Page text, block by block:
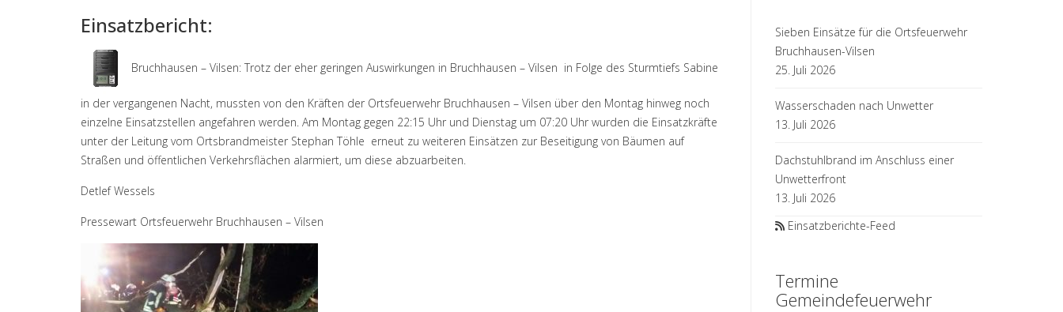
Einsatzbericht:
Bruchhausen – Vilsen: Trotz der eher geringen Auswirkungen in Bruchhausen – Vilsen in Folge des Sturmtiefs Sabine
in der vergangenen Nacht, mussten von den Kräften der Ortsfeuerwehr Bruchhausen – Vilsen über den Montag hinweg noch
einzelne Einsatzstellen angefahren werden. Am Montag gegen 22:15 Uhr und Dienstag um 07:20 Uhr wurden die Einsatzkräfte
unter der Leitung vom Ortsbrandmeister Stephan Töhle erneut zu weiteren Einsätzen zur Beseitigung von Bäumen auf
Straßen und öffentlichen Verkehrsflächen alarmiert, um diese abzuarbeiten.
Detlef Wessels
Pressewart Ortsfeuerwehr Bruchhausen – Vilsen
Sieben Einsätze für die Ortsfeuerwehr
Bruchhausen-Vilsen
25. Juli 2026
Wasserschaden nach Unwetter
13. Juli 2026
Dachstuhlbrand im Anschluss einer
Unwetterfront
13. Juli 2026
Einsatzberichte-Feed
Termine
Gemeindefeuerwehr